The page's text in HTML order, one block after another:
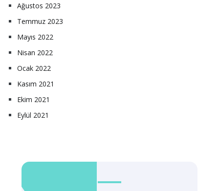
Ağustos 2023
Temmuz 2023
Mayıs 2022
Nisan 2022
Ocak 2022
Kasım 2021
Ekim 2021
Eylül 2021